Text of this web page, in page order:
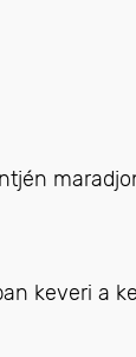
keveri a